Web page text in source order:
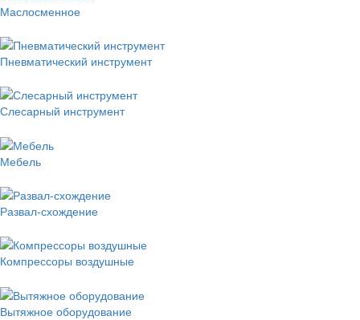
Маслосменное
Пневматический инструмент
Слесарный инструмент
Мебель
Развал-схождение
Компрессоры воздушные
Вытяжное оборудование